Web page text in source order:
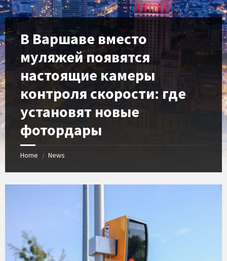
В Варшаве вместо
муляжей появятся
настоящие камеры
контроля скорости: где
установят новые
фотордары
Home / News